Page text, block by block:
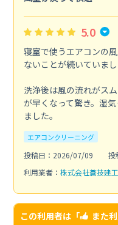
5.0
寝室で使うエアコンの
ないことが続いていまし
洗浄後は風の流れがス
が早くなって驚き。湿
ました。
エアコンクリーニング
投稿日：2026/07/09
投
利用業者： 株式会社蒼技建
この利用者は「 また